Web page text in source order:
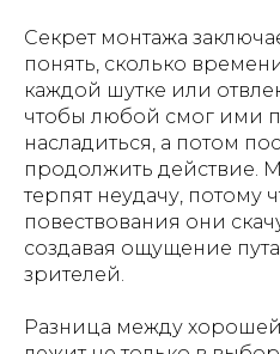
Секрет монтажа
понять, сколько
каждой шутке или
чтобы любой смог ими
насладиться, а потом
продолжить действие.
терпят неудачу, потому
повествования они
создавая ощущение
зрителей.
Разница между